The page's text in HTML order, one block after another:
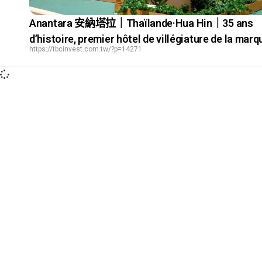
Anantara 安納塔拉｜Thaïlande·Hua Hin｜35 ans
d’histoire, premier hôtel de villégiature de la
https://tbcinvest.com.tw/?p=14271